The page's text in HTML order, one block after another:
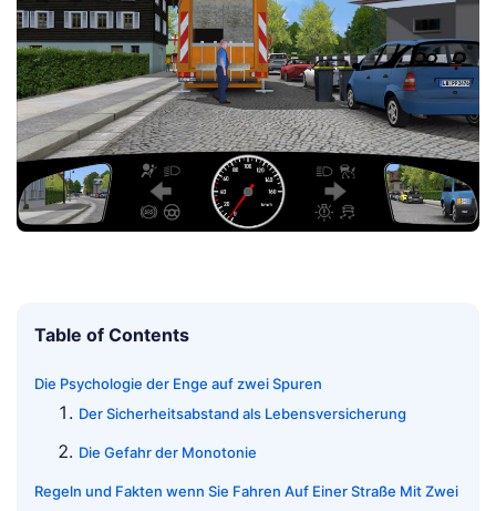
Table of Contents
Die Psychologie der Enge auf zwei Spuren
Der Sicherheitsabstand als Lebensversicherung
Die Gefahr der Monotonie
Regeln und Fakten wenn Sie Fahren Auf Einer Straße Mit Zwei